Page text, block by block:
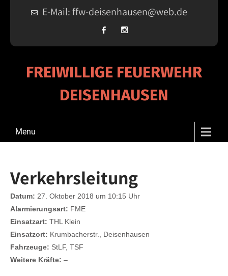
E-Mail: ffw-deisenhausen@web.de
FREIWILLIGE FEUERWEHR
DEISENHAUSEN
Menu
Verkehrsleitung
Datum: 27. Oktober 2018 um 10:15 Uhr
Alarmierungsart: FME
Einsatzart: THL Klein
Einsatzort: Krumbacherstr., Deisenhausen
Fahrzeuge: StLF, TSF
Weitere Kräfte: –